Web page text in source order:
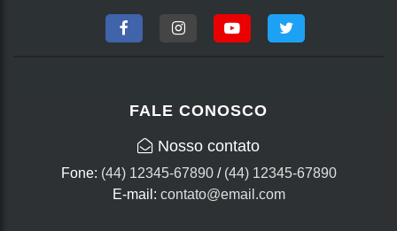
FALE CONOSCO
Nosso contato
Fone: (44) 12345-67890/ (44) 12345-67890
E-mail: contato@email.com